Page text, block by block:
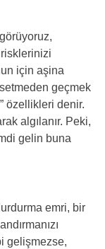
risklerinizi
için aşina
geçmek
özellikleri denir.
algılanır. Peki,
gelin buna
emri, bir
gelişmezse,